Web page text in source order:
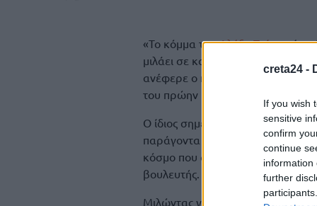
creta24 -
If you wish
sensitive
confirm
continue
information
further
«Το κόμμα τουΑλέξη Τσίπραέχει
μιλάει σε κοινωνικά στρώματα
ανέφερε ο πρώην αρχηγός της
του πρώην πρωθυπουργού.
Ο ίδιος σημείωσε ότι πιστεύει
παράγοντα κοινωνία και γενικά
κόσμο που δεν αντέχει άλλο
βουλευτής.
Μιλώντας για το
ΠΑΣΟΚ, είπε: